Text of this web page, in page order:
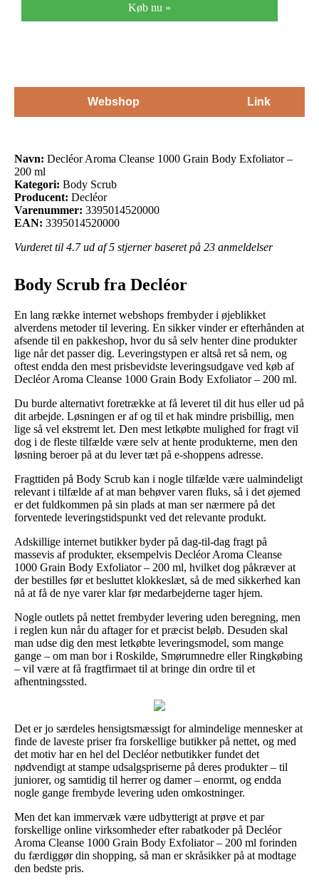
Køb nu »
Webshop Link
Navn: Decléor Aroma Cleanse 1000 Grain Body Exfoliator –
200 ml
Kategori: Body Scrub
Producent: Decléor
Varenummer: 3395014520000
EAN: 3395014520000
Vurderet til 4.7ud af 5 stjerner baseret på 23 anmeldelser
Body Scrub fra Decléor
En lang række internet webshops frembyder i øjeblikket
alverdens metoder til levering. En sikker vinder er efterhånden at
afsende til en pakkeshop, hvor du så selv henter dine produkter
lige når det passer dig. Leveringstypen er altså ret så nem, og
oftest endda den mest prisbevidste leveringsudgave ved køb af
Decléor Aroma Cleanse 1000 Grain Body Exfoliator – 200 ml.
Du burde alternativt foretrække at få leveret til dit hus eller ud på
dit arbejde. Løsningen er af og til et hak mindre prisbillig, men
lige så vel ekstremt let. Den mest letkøbte mulighed for fragt vil
dog i de fleste tilfælde være selv at hente produkterne, men den
løsning beroer på at du lever tæt på e-shoppens adresse.
Fragttiden på Body Scrub kan i nogle tilfælde være ualmindeligt
relevant i tilfælde af at man behøver varen fluks, så i det øjemed
er det fuldkommen på sin plads at man ser nærmere på det
forventede leveringstidspunkt ved det relevante produkt.
Adskillige internet butikker byder på dag-til-dag fragt på
massevis af produkter, eksempelvis Decléor Aroma Cleanse
1000 Grain Body Exfoliator – 200 ml, hvilket dog påkræver at
der bestilles før et besluttet klokkeslæt, så de med sikkerhed kan
nå at få de nye varer klar før medarbejderne tager hjem.
Nogle outlets på nettet frembyder levering uden beregning, men
i reglen kun når du aftager for et præcist beløb. Desuden skal
man udse dig den mest letkøbte leveringsmodel, som mange
gange – om man bor i Roskilde, Smørumnedre eller Ringkøbing
– vil være at få fragtfirmaet til at bringe din ordre til et
afhentningssted.
Det er jo særdeles hensigtsmæssigt for almindelige mennesker at
finde de laveste priser fra forskellige butikker på nettet, og med
det motiv har en hel del Decléor netbutikker fundet det
nødvendigt at stampe udsalgspriserne på deres produkter – til
juniorer, og samtidig til herrer og damer – enormt, og endda
nogle gange frembyde levering uden omkostninger.
Men det kan immervæk være udbytterigt at prøve et par
forskellige online virksomheder efter rabatkoder på Decléor
Aroma Cleanse 1000 Grain Body Exfoliator – 200 ml forinden
du færdiggør din shopping, så man er skråsikker på at modtage
den bedste pris.